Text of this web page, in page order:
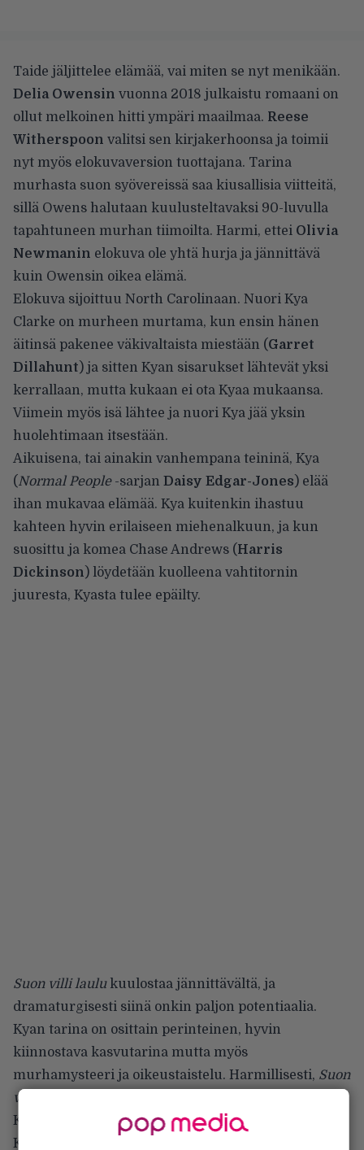
Taide jäljittelee elämää, vai miten se nyt menikään.
Delia Owensin vuonna 2018 julkaistu romaani on
ollut melkoinen hitti ympäri maailmaa. Reese
Witherspoon valitsi sen kirjakerhoonsa ja toimii
nyt myös elokuvaversion tuottajana. Tarina
murhasta suon syövereissä saa kiusallisia viitteitä,
sillä Owens halutaan kuulusteltavaksi 90-luvulla
tapahtuneen murhan tiimoilta. Harmi, ettei Olivia
Newmanin elokuva ole yhtä hurja ja jännittävä
kuin Owensin oikea elämä.
Elokuva sijoittuu North Carolinaan. Nuori Kya
Clarke on murheen murtama, kun ensin hänen
äitinsä pakenee väkivaltaista miestään (Garret
Dillahunt) ja sitten Kyan sisarukset lähtevät yksi
kerrallaan, mutta kukaan ei ota Kyaa mukaansa.
Viimein myös isä lähtee ja nuori Kya jää yksin
huolehtimaan itsestään.
Aikuisena, tai ainakin vanhempana teininä, Kya
(Normal People-sarjan Daisy Edgar-Jones) elää
ihan mukavaa elämää. Kya kuitenkin ihastuu
kahteen hyvin erilaiseen miehenalkuun, ja kun
suosittu ja komea Chase Andrews (Harris
Dickinson) löydetään kuolleena vahtitornin
juuresta, Kyasta tulee epäilty.
Suon villi laulukuulostaa jännittävältä, ja
dramaturgisesti siinä onkin paljon potentiaalia.
Kyan tarina on osittain perinteinen, hyvin
kiinnostava kasvutarina mutta myös
murhamysteeri ja oikeustaistelu. Harmillisesti, Suon
villi laulu
Kyseessä on oikeastaan aika vaikuttava suoritus.
Kaikki elokuvan elementit ovat sodassa keskenään